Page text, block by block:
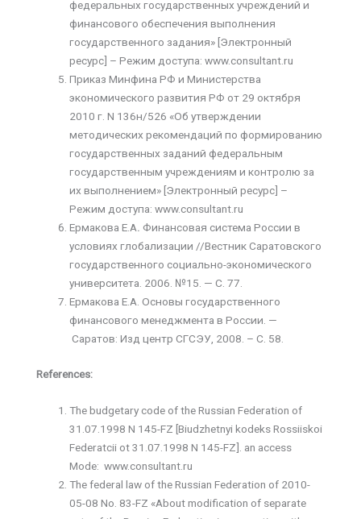
федеральных государственных учреждений и
финансового обеспечения выполнения
государственного задания» [Электронный
ресурс] – Режим доступа: www.consultant.ru
Приказ Минфина РФ и Министерства
экономического развития РФ от 29 октября
2010 г. N 136н/526 «Об утверждении
методических рекомендаций по формированию
государственных заданий федеральным
государственным учреждениям и контролю за
их выполнением» [Электронный ресурс] –
Режим доступа: www.consultant.ru
Ермакова Е.А. Финансовая система России в
условиях глобализации //Вестник Саратовского
государственного социально-экономического
университета. 2006. №15. — С. 77.
Ермакова Е.А. Основы государственного
финансового менеджмента в России. —
Саратов: Изд центр СГСЭУ, 2008. – С. 58.
References:
The budgetary code of the Russian Federation of
31.07.1998 N 145-FZ [Biudzhetnyi kodeks Rossiiskoi
Federatcii ot 31.07.1998 N 145-FZ]. an access
Mode: www.consultant.ru
The federal law of the Russian Federation of 2010-
05-08 No. 83-FZ «About modification of separate